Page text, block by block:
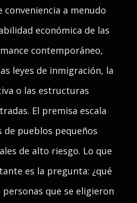
a menudo
económica de las
contemporáneo,
leyes de inmigración, la
o las estructuras
El premisa escala
de pueblos pequeños
de alto riesgo. Lo que
es la pregunta: ¿qué
personas que se eligieron